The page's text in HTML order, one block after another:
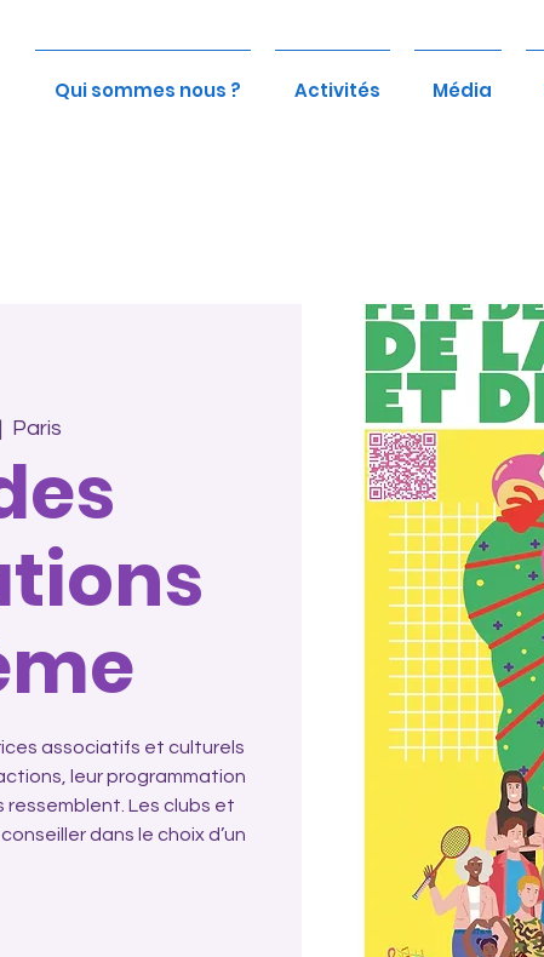
Qui sommes nous ? Activités Média
Paris
associatifs et culturels
leur programmation
ressemblent. Les clubs et
dans le choix d’un